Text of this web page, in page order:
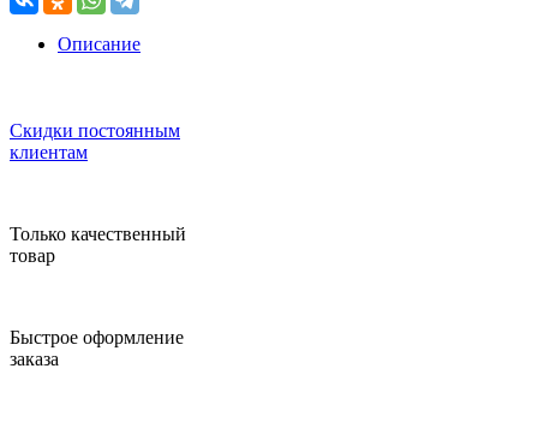
Описание
Скидки постоянным
клиентам
Только качественный
товар
Быстрое оформление
заказа